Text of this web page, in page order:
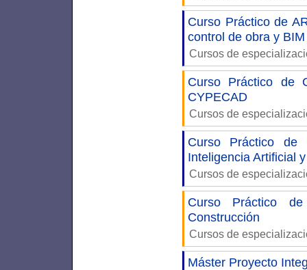
Curso Práctico de
control de obra y
Cursos de
Curso Práctico de
CYPECAD
Cursos de
Curso Práctico de
Inteligencia Artificial
Cursos de
Curso Práctico
Construcción
Cursos de
Máster Proyecto